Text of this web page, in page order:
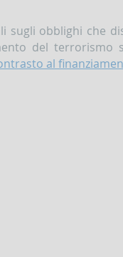
sugli obblighi che
del terrorismo
al